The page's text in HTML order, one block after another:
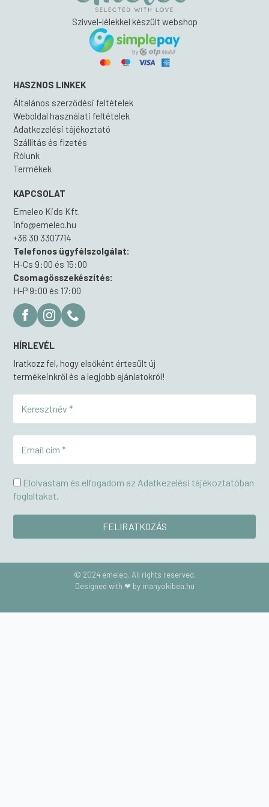
választhatók
ki
Szívvel-lélekkel készült webshop
HASZNOS LINKEK
Általános szerződési feltételek
Weboldal használati feltételek
Adatkezelési tájékoztató
Szállítás és fizetés
Rólunk
Termékek
KAPCSOLAT
Emeleo Kids Kft.
info@emeleo.hu
+36 30 3307714
Telefonos ügyfélszolgálat:
H-Cs 9:00 és 15:00
Csomagösszekészítés:
H-P 9:00 és 17:00
HÍRLEVÉL
Iratkozz fel, hogy elsőként értesült új
termékeinkről és a legjobb ajánlatokról!
Elolvastam és elfogadom az Adatkezelési tájékoztatóban
foglaltakat.
© 2024 emeleo. All rights reserved.
Designed with ❤ by manyokibea.hu